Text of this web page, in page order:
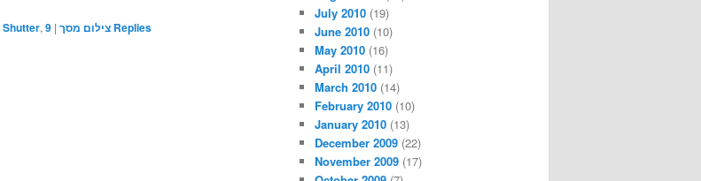
Shutter, צילום מסך |
9 Replies
July 2010 (19)
June 2010 (10)
May 2010 (16)
April 2010 (11)
March 2010 (14)
February 2010 (10)
January 2010 (13)
December 2009 (22)
November 2009 (17)